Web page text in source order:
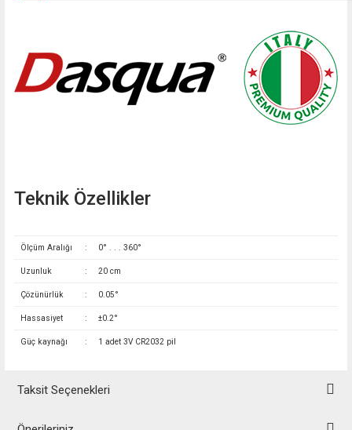
Teknik Özellikler
Ölçüm Aralığı : 0° . . . 360°
Uzunluk : 20 cm
Çözünürlük : 0.05°
Hassasiyet : ±0.2°
Güç kaynağı : 1 adet 3V CR2032 pil
Taksit Seçenekleri